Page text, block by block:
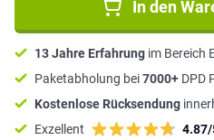
In den
13 Jahre Erfahrung im Bereich
Paketabholung bei7000+ DPD
Kostenlose Rücksendung
Exzellent